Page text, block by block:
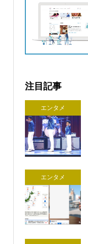
注目記事
エンタメ
エンタメ